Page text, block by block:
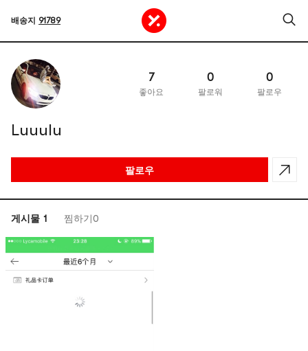
배송지 91789
7
좋아요
0
팔로워
0
팔로우
Luuulu
팔로우
게시물 1 찜하기0